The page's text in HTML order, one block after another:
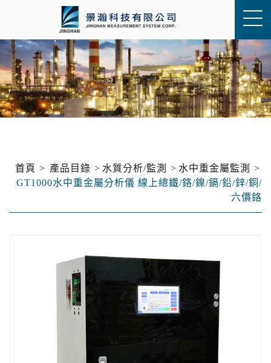
首頁 產品目錄 水質分析/監測
水中重金屬監測
GT1000水中重金屬分析儀 線上總鐵/鉻/鎳/鎘/鉛/鋅/銅/
六價鉻